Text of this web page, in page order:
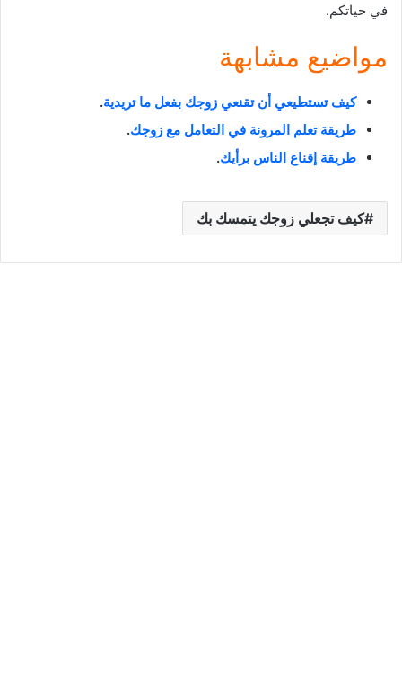
في حياتكم.
مواضيع مشابهة
كيف تستطيعي أن تقنعي زوجك بفعل ما تريدية.
طريقة تعلم المرونة في التعامل مع زوجك.
طريقة إقناع الناس برأيك.
كيف تجعلي زوجك يتمسك بك